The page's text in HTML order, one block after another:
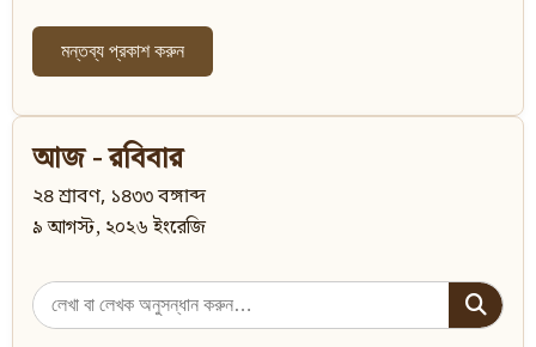
আজ - রবিবার
২৪ শ্রাবণ, ১৪৩৩ বঙ্গাব্দ
৯ আগস্ট, ২০২৬ ইংরেজি
Search
for: